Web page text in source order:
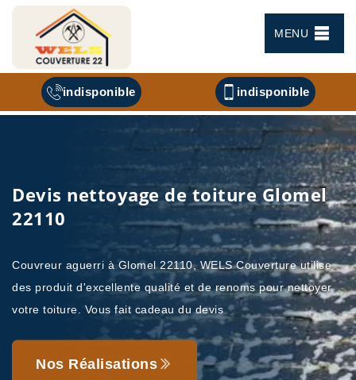
MENU
indisponible indisponible
Devis nettoyage de toiture Glomel
22110
Couvreur aguerri à Glomel 22110, WELS Couverture utilise
des produit d'excellente qualité et de renoms pour nettoyer
votre toiture. Vous fait cadeau du devis
Nos Réalisations